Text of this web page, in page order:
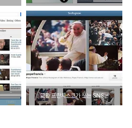
교황 프란치스코가 쓰는 SNS는